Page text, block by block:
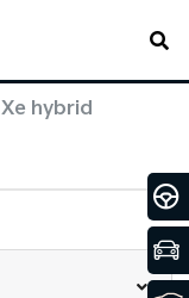
Xe hybrid